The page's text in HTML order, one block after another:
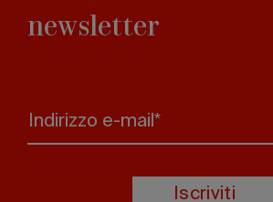
newsletter
Indirizzo e-mail*
Iscriviti